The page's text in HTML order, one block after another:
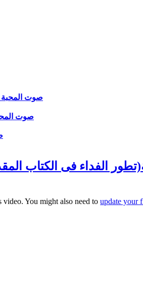
صوت المحبة (
صوت المحبة ( الكتاب المقدس
video. You might also need toupdate your